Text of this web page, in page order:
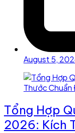
August 5,
Tổng Hợp
2026: Kích